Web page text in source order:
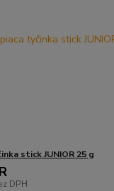
stick JUNIOR 25 g
DPH